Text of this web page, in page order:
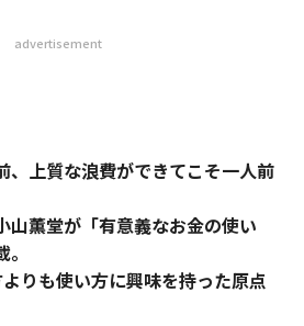
advertisement
、上質な浪費ができてこそ一人前
山薫堂が「有意義なお金の使い
りも使い方に興味を持った原点